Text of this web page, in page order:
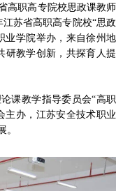
高职高专院校思政课教师
苏省高职高专院校“思政
业学院举办，来自徐州地
研教学创新，共探育人提
课教学指导委员会“高职
主办，江苏安全技术职业